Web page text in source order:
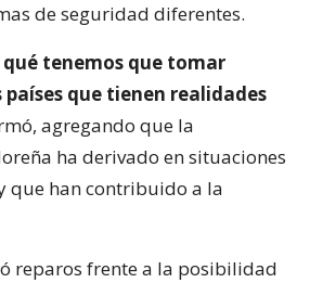
de seguridad diferentes.
tenemos que tomar
que tienen realidades
agregando que la
ha derivado en situaciones
que han contribuido a la
reparos frente a la posibilidad